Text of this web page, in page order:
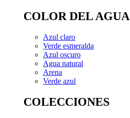
COLOR DEL AGUA
Azul claro
Verde esmeralda
Azul oscuro
Agua natural
Arena
Verde azul
COLECCIONES